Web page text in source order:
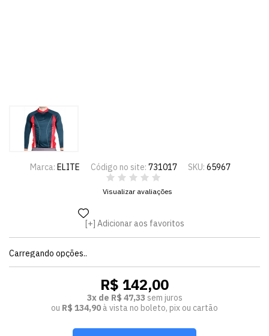
Marca: ELITE Código no site: 731017 SKU: 65967
Visualizar avaliações
Adicionar aos favoritos
Carregando opções..
R$ 142,00
3x de R$ 47,33 sem juros
ou R$ 134,90 à vista no boleto, pix ou cartão